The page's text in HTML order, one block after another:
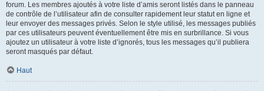
forum. Les membres ajoutés à votre liste d’amis seront listés dans le panneau
de contrôle de l’utilisateur afin de consulter rapidement leur statut en ligne et
leur envoyer des messages privés. Selon le style utilisé, les messages publiés
par ces utilisateurs peuvent éventuellement être mis en surbrillance. Si vous
ajoutez un utilisateur à votre liste d’ignorés, tous les messages qu’il publiera
seront masqués par défaut.
Haut